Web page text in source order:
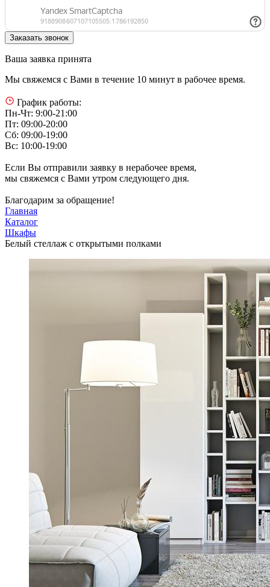
Ваша заявка принята
Мы свяжемся с Вами в течение 10 минут в рабочее время.
График работы:
Пн-Чт: 9:00-21:00
Пт: 09:00-20:00
Сб: 09:00-19:00
Вс: 10:00-19:00
Если Вы отправили заявку в нерабочее время,
мы свяжемся с Вами утром следующего дня.
Благодарим за обращение!
Главная
Каталог
Шкафы
Белый стеллаж с открытыми полками